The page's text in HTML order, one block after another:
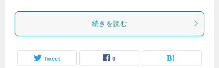
続きを読む
Tweet 0